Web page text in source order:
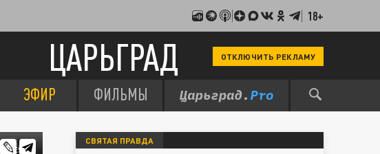
18+
ЦАРЬГРАД ОТКЛЮЧИТЬ РЕКЛАМУ
ЭФИР ФИЛЬМЫ
СВЯТАЯ ПРАВДА